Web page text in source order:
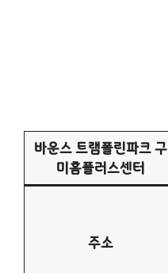
바운스 트램폴린파크 구
미홈플러스센터
주소